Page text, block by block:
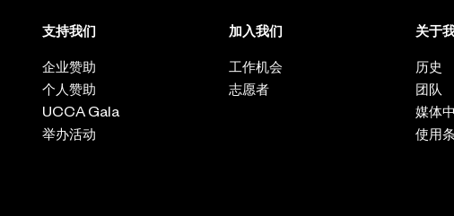
支持我们
企业赞助
个人赞助
UCCA Gala
举办活动
加入我们
工作机会
志愿者
关于
历史
团队
媒体
使用